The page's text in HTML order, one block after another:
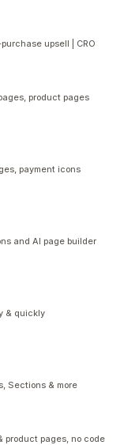
upsell | CRO
product pages
payment icons
and AI page builder
& quickly
Sections & more
product pages, no code